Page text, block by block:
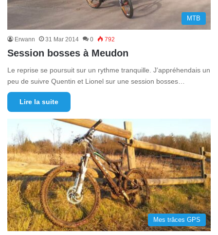
MTB
Erwann 31 Mar 2014 0 792
Session bosses à Meudon
Le reprise se poursuit sur un rythme tranquille. J’appréhendais un
peu de suivre Quentin et Lionel sur une session bosses…
Lire la suite
Mes trâces GPS